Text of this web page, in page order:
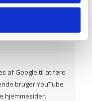
af Google til at føre
bruger YouTube
hjemmesider.